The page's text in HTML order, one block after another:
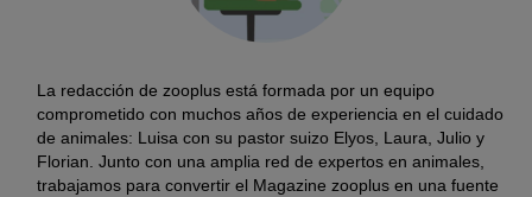
La redacción de zooplus está formada por un equipo
comprometido con muchos años de experiencia en el cuidado
de animales: Luisa con su pastor suizo Elyos, Laura, Julio y
Florian. Junto con una amplia red de expertos en animales,
trabajamos para convertir el Magazine zooplus en una fuente